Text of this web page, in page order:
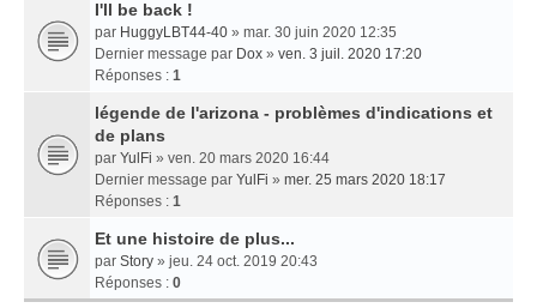
I'll be back !
par HuggyLBT44-40 » mar. 30 juin 2020 12:35
Dernier message par Dox » ven. 3 juil. 2020 17:20
Réponses : 1
légende de l'arizona - problèmes d'indications et
de plans
par YulFi » ven. 20 mars 2020 16:44
Dernier message par YulFi » mer. 25 mars 2020 18:17
Réponses : 1
Et une histoire de plus...
par Story » jeu. 24 oct. 2019 20:43
Réponses : 0